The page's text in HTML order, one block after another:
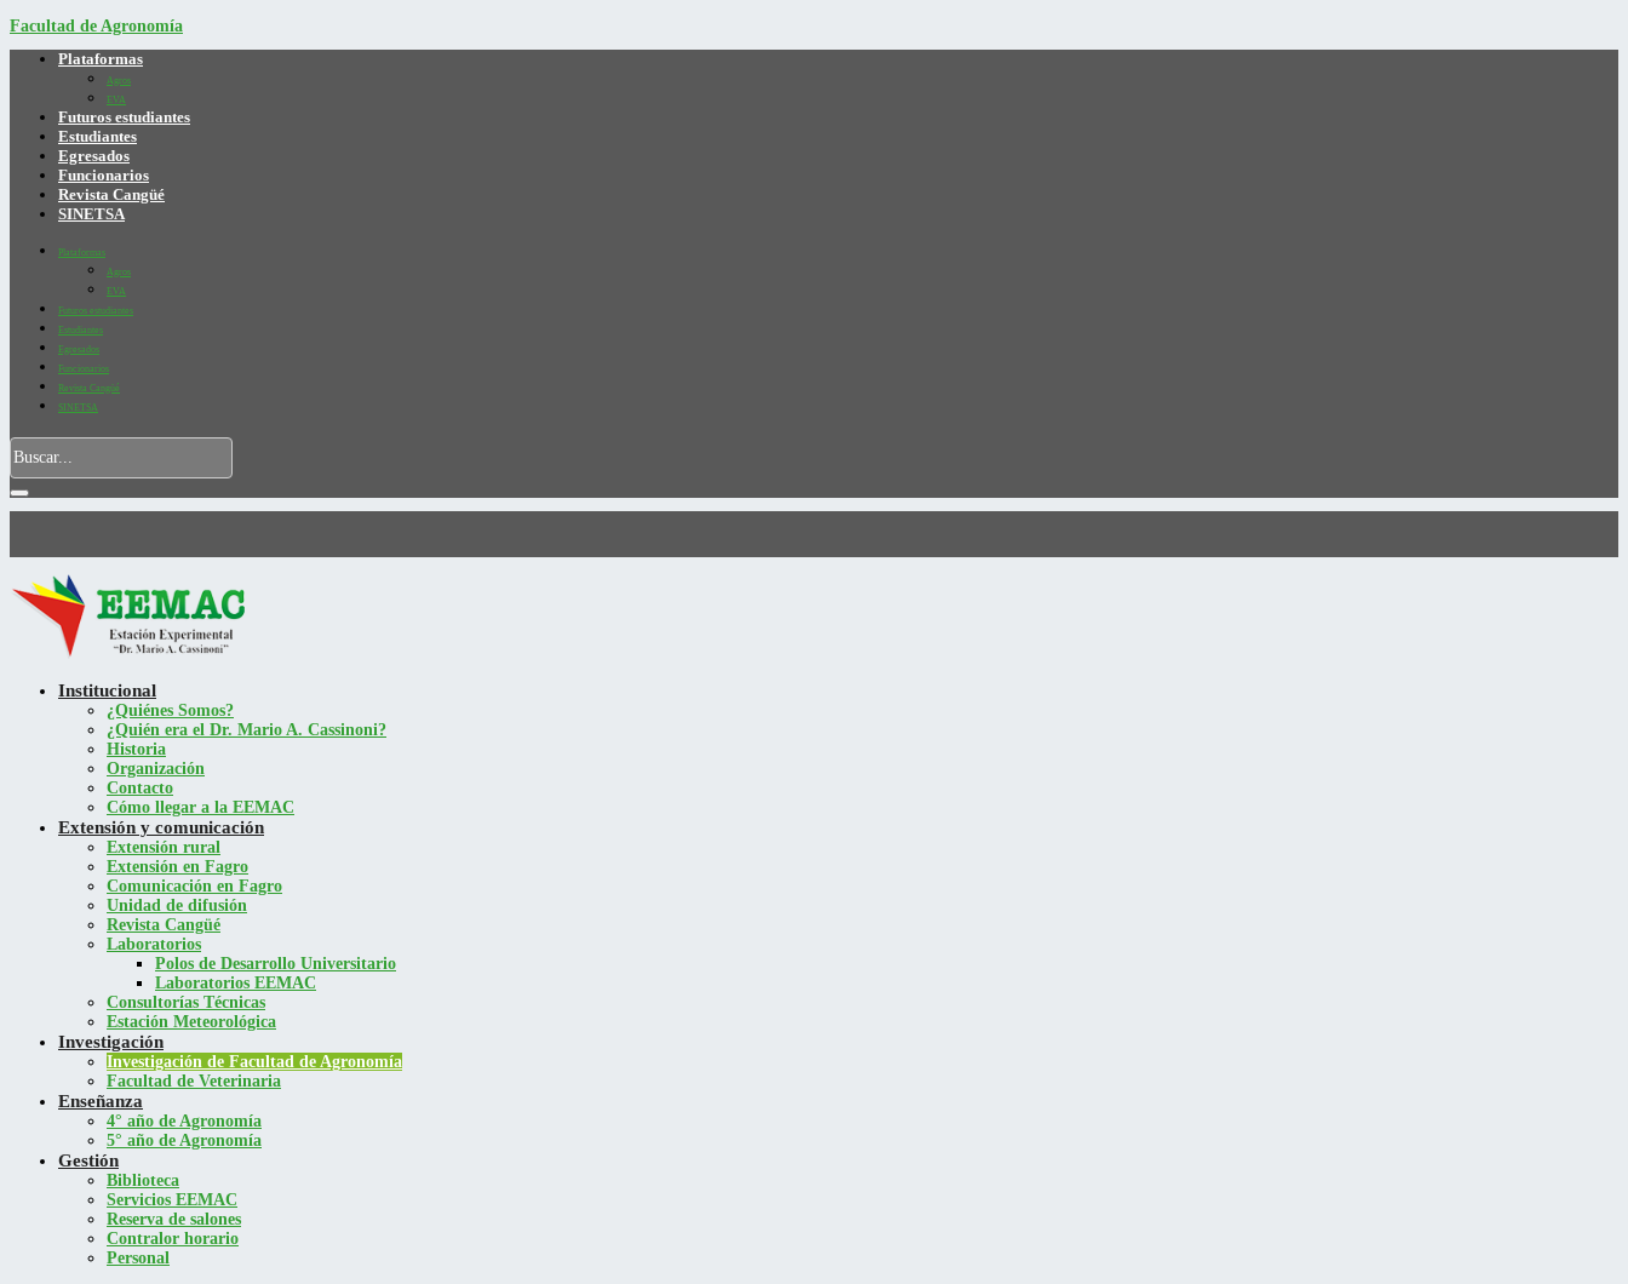
Facultad de Agronomía
Plataformas
Agros
EVA
Futuros estudiantes
Estudiantes
Egresados
Funcionarios
Revista Cangüé
SINETSA
Plataformas
Agros
EVA
Futuros estudiantes
Estudiantes
Egresados
Funcionarios
Revista Cangüé
SINETSA
Institucional
¿Quiénes Somos?
¿Quién era el Dr. Mario A. Cassinoni?
Historia
Organización
Contacto
Cómo llegar a la EEMAC
Extensión y comunicación
Extensión rural
Extensión en Fagro
Comunicación en Fagro
Unidad de difusión
Revista Cangüé
Laboratorios
Polos de Desarrollo Universitario
Laboratorios EEMAC
Consultorías Técnicas
Estación Meteorológica
Investigación
Investigación de Facultad de Agronomía
Facultad de Veterinaria
Enseñanza
4° año de Agronomía
5° año de Agronomía
Gestión
Biblioteca
Servicios EEMAC
Reserva de salones
Contralor horario
Personal